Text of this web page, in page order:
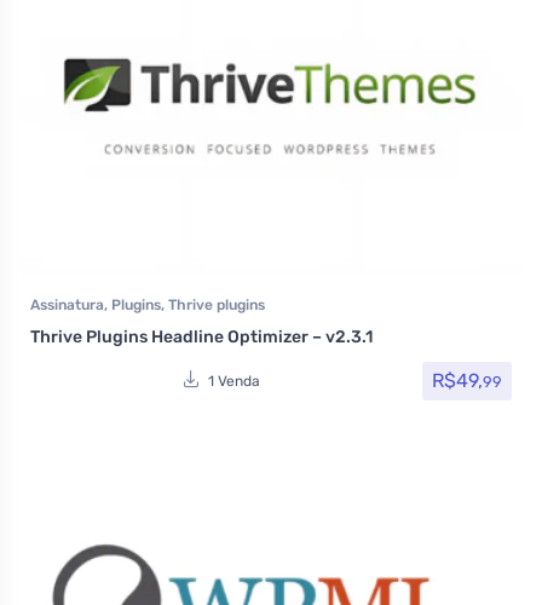
Assinatura, Plugins, Thrive plugins
Thrive Plugins Headline Optimizer – v2.3.1
1 Venda R$49,99